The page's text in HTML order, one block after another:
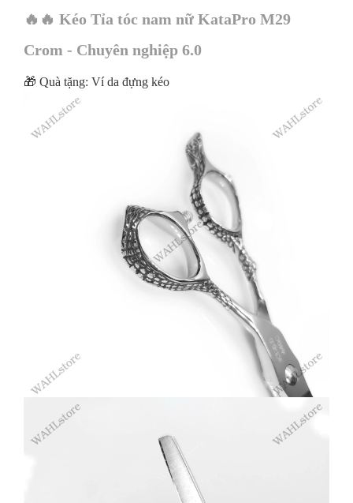
🔥🔥 Kéo Tỉa tóc nam nữ KataPro M29
Crom - Chuyên nghiệp 6.0
🎁 Quà tặng: Ví da đựng kéo